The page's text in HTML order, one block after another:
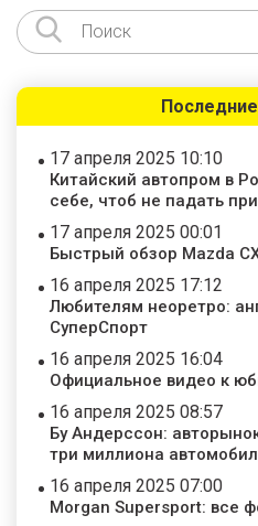
17 апреля 2025 10:10
Китайский автопром в
себе, чтоб не падать
17 апреля 2025 00:01
Быстрый обзор Mazda
16 апреля 2025 17:12
Любителям неоретро:
СуперСпорт
16 апреля 2025 16:04
Официальное видео к
16 апреля 2025 08:57
Бу Андерссон:
три миллиона
16 апреля 2025 07:00
Morgan Supersport: все